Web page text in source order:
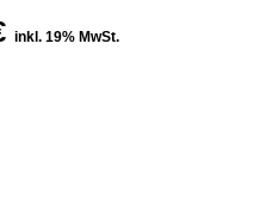
inkl. 19% MwSt.